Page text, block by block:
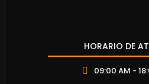
HORARIO DE
09:00 AM -